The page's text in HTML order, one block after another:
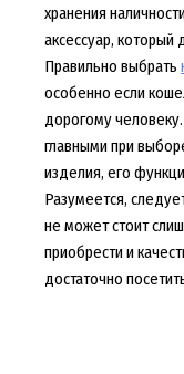
хранения
аксессуар,
Правильно выбрать
особенно если
дорогому
главными при
изделия, его
Разумеется,
не может стоит
приобрести и
достаточно